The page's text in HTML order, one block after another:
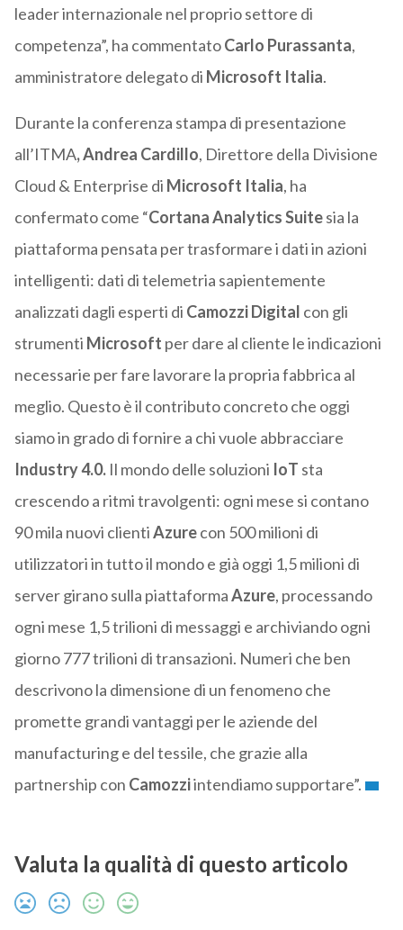
leader internazionale nel proprio settore di
competenza”, ha commentatoCarlo Purassanta,
amministratore delegato di Microsoft Italia.
Durante la conferenza stampa di presentazione
all’ITMA, Andrea Cardillo, Direttore della Divisione
Cloud & Enterprise di Microsoft Italia, ha
confermato come “Cortana AnalyticsSuitesia la
piattaforma pensata per trasformare i dati in azioni
intelligenti: dati di telemetria sapientemente
analizzati dagli esperti di CamozziDigital con gli
strumenti Microsoft per dare al cliente le indicazioni
necessarie per fare lavorare la propria fabbrica al
meglio. Questo è il contributo concreto che oggi
siamo in grado di fornire a chi vuole abbracciare
Industry 4.0.Il mondo delle soluzioni IoT sta
crescendo a ritmi travolgenti: ogni mese si contano
90 mila nuovi clientiAzurecon 500 milioni di
utilizzatori in tutto il mondo e già oggi 1,5 milioni di
server girano sulla piattaformaAzure, processando
ogni mese 1,5 trilioni di messaggi e archiviando ogni
giorno 777 trilioni di transazioni. Numeri che ben
descrivono la dimensione di un fenomeno che
promette grandi vantaggi per le aziende del
manufacturing e del tessile, che grazie alla
partnership con Camozziintendiamo supportare”.
Valuta la qualità di questo articolo